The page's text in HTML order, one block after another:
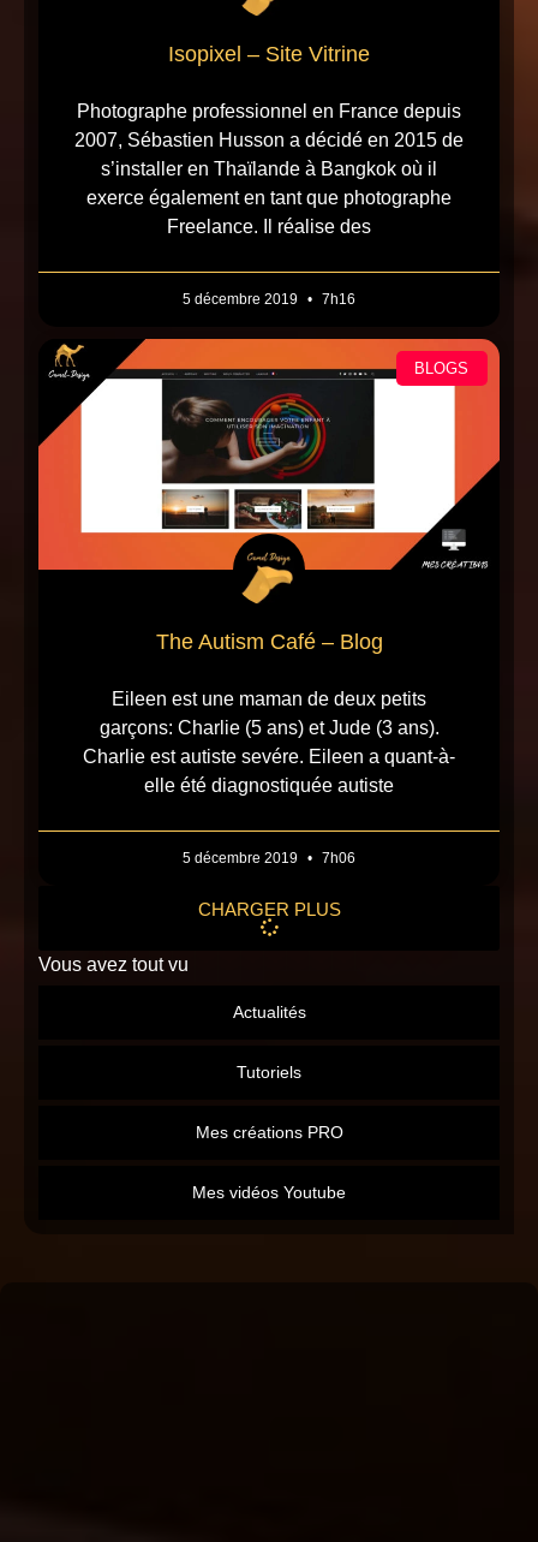
Actualités
Tutoriels
Mes créations PRO
Mes vidéos Youtube
Isopixel – Site Vitrine
Photographe professionnel en France depuis
2007, Sébastien Husson a décidé en 2015 de
s’installer en Thaïlande à Bangkok où il
exerce également en tant que photographe
Freelance. Il réalise des
5 décembre 2019 7h16
BLOGS
The Autism Café – Blog
Eileen est une maman de deux petits
garçons: Charlie (5 ans) et Jude (3 ans).
Charlie est autiste sevére. Eileen a quant-à-
elle été diagnostiquée autiste
5 décembre 2019 7h06
CHARGER PLUS
Vous avez tout vu